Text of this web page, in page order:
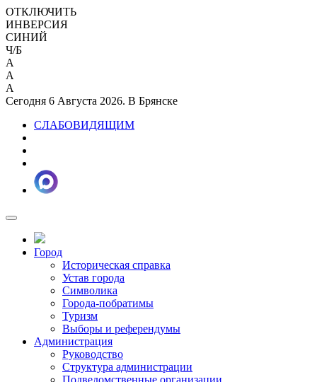
ОТКЛЮЧИТЬ
ИНВЕРСИЯ
СИНИЙ
Ч/Б
A
A
A
Сегодня 6 Августа 2026. В Брянске
СЛАБОВИДЯЩИМ
Город
Историческая справка
Устав города
Символика
Города-побратимы
Туризм
Выборы и референдумы
Администрация
Руководство
Структура администрации
Подведомственные организации